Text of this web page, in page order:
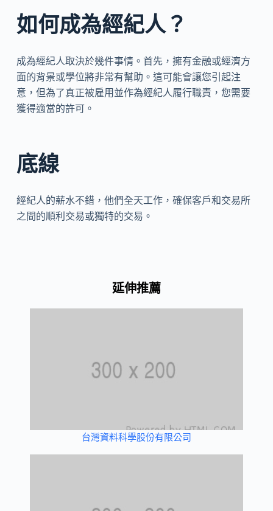
如何成為經紀人？
成為經紀人取決於幾件事情。首先，擁有金融或經濟方
面的背景或學位將非常有幫助。這可能會讓您引起注
意，但為了真正被雇用並作為經紀人履行職責，您需要
獲得適當的許可。
底線
經紀人的薪水不錯，他們全天工作，確保客戶和交易所
之間的順利交易或獨特的交易。
延伸推薦
台灣資料科學股份有限公司